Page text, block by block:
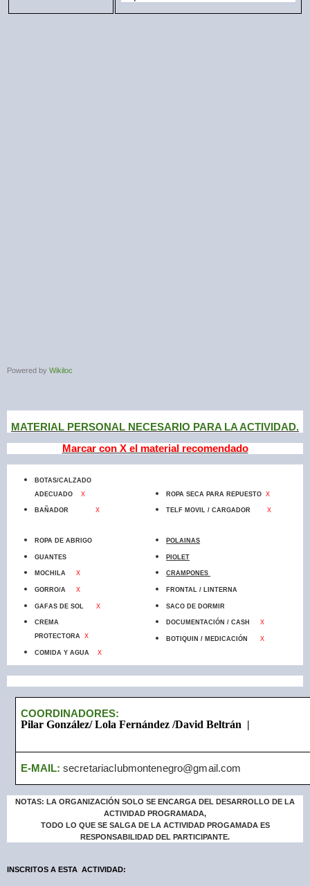
Powered by Wikiloc
MATERIAL PERSONAL NECESARIO PARA LA ACTIVIDAD.
Marcar con X el material recomendado
BOTAS/CALZADO
ADECUADOX
BAÑADOR X
ROPA DE ABRIGO
GUANTES
MOCHILA X
GORRO/A X
GAFAS DE SOL X
CREMA
PROTECTORA
X
COMIDA Y AGUA X
ROPA SECA PARA REPUESTO X
TELF MOVIL / CARGADOR X
POLAINAS
PIOLET
CRAMPONES
FRONTAL / LINTERNA
SACO DE DORMIR
DOCUMENTACIÓN / CASHX
BOTIQUIN / MEDICACIÓNX
COORDINADORES:
Pilar González/ Lola Fernández /David Beltrán |
E-MAIL: secretariaclubmontenegro@gmail.com
NOTAS: LA ORGANIZACIÓN SOLO SE ENCARGA DEL DESARROLLO DE LA
ACTIVIDAD PROGRAMADA,
TODO LO QUE SE SALGA DE LA ACTIVIDAD PROGAMADA ES
RESPONSABILIDAD DEL PARTICIPANTE.
INSCRITOS A ESTA ACTIVIDAD: